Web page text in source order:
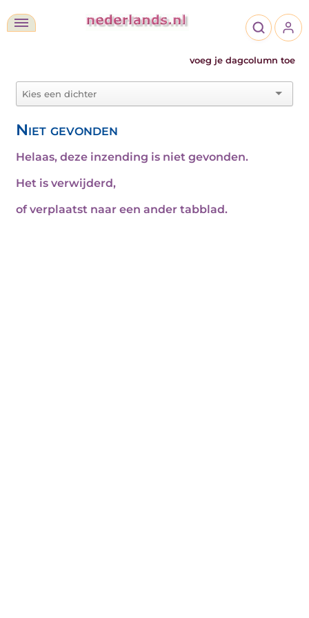
voeg je dagcolumn toe
Niet gevonden
Helaas, deze inzending is niet gevonden.
Het is verwijderd,
of verplaatst naar een ander tabblad.